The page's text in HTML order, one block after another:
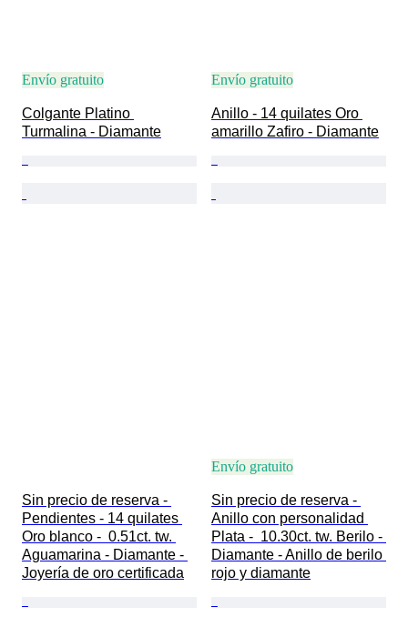
Envío gratuito
Colgante Platino
Turmalina - Diamante
Envío gratuito
Anillo - 14 quilates Oro
amarillo Zafiro - Diamante
Sin precio de reserva -
Pendientes - 14 quilates
Oro blanco -  0.51ct. tw.
Aguamarina - Diamante -
Joyería de oro certificada
Envío gratuito
Sin precio de reserva -
Anillo con personalidad
Plata -  10.30ct. tw. Berilo -
Diamante - Anillo de berilo
rojo y diamante